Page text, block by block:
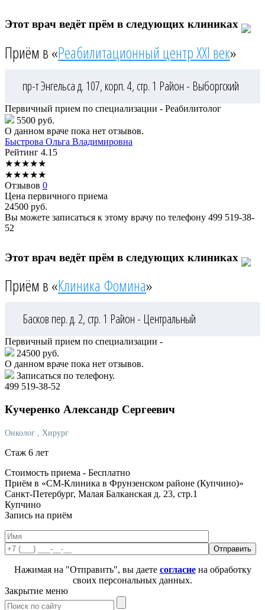
Этот врач ведёт прём в следующих клиниках
Приём в «Реабилитационный центр XXI век»
пр-т Энгельса д. 107, корп. 4, стр. 1 Район - Выборгский
Первичный прием по специализации - Реабилитолог
5500 руб.
О данном враче пока нет отзывов.
Быстрова Ольга Владимировна
Рейтинг 4.15
★★★★★
★★★★★
Отзывов 0
Цена первичного приема
24500 руб.
Вы можете записаться к этому врачу по телефону 499 519-38-
52
Этот врач ведёт прём в следующих клиниках
Приём в «Клиника Фомина»
Басков пер. д. 2, стр. 1 Район - Центральный
Первичный прием по специализации -
24500 руб.
О данном враче пока нет отзывов.
Записаться по телефону.
499 519-38-52
Кучеренко Александр Сергеевич
Онколог , Хирург
Стаж 6 лет
Стоимость приема - Бесплатно
Приём в «СМ-Клиника в Фрунзенском районе (Купчино)»
Санкт-Петербург, Малая Балканская д. 23, стр.1
Купчино
Запись на приём
Нажимая на "Отправить", вы даете согласиена обработку
своих персональных данных.
Закрытие меню